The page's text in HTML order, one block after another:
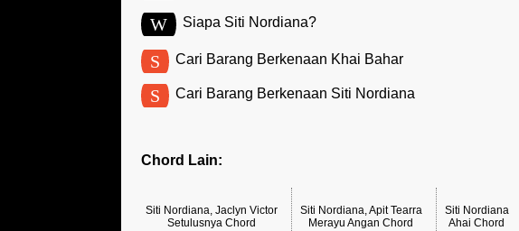
W Siapa Siti Nordiana?
S Cari Barang Berkenaan Khai Bahar
S Cari Barang Berkenaan Siti Nordiana
Chord Lain:
Siti Nordiana, Jaclyn Victor
Setulusnya Chord
Siti Nordiana, Apit Tearra
Merayu Angan Chord
Siti Nordiana
Ahai Chord